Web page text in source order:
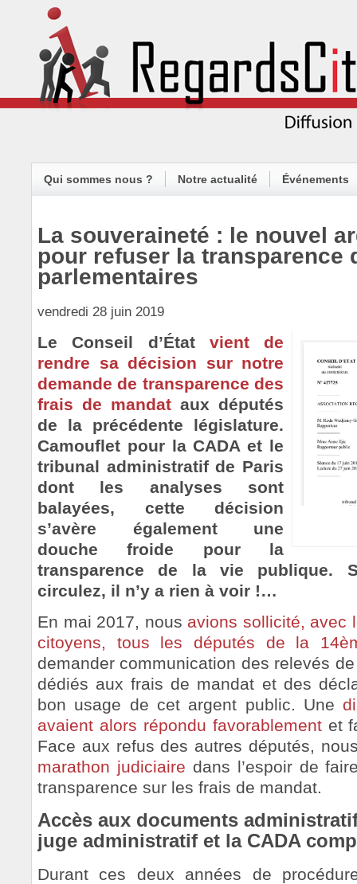
Qui sommes nous ? Notre actualité Événements
La souveraineté : le nouvel
pour refuser la transparence
parlementaires
vendredi 28 juin 2019
Le Conseil d’État vient de
rendre sa décision sur notre
demande de transparence des
frais de mandat aux députés
de la précédente législature.
Camouflet pour la CADA et le
tribunal administratif de Paris
dont les analyses sont
balayées, cette décision
s’avère également une
douche froide pour la
transparence de la vie publique.
circulez, il n’y a rien à voir !…
En mai 2017, nous avions sollicité, avec
citoyens, tous les députés de la
demander communication des relevés
dédiés aux frais de mandat et des
bon usage de cet argent public. Une
avaient alors répondu favorablementet
Face aux refus des autres députés,
marathon judiciaire dans l’espoir de
transparence sur les frais de mandat.
Accès aux documents
juge administratif et la CADA
Durant ces deux années de